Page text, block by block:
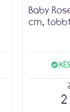
Baby
cm,
2